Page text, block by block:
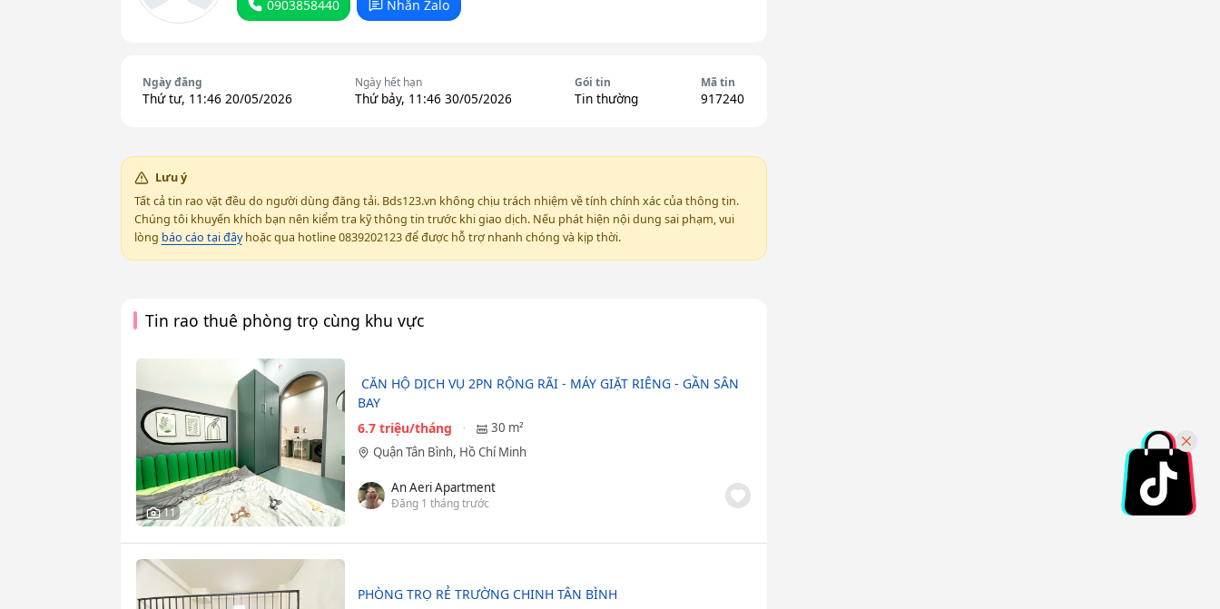
0903858440 Nhắn Zalo
Ngày đăng
Thứ tư, 11:46 20/05/2026
Ngày hết hạn
Thứ bảy, 11:46 30/05/2026
Gói tin
Tin thường
Mã tin
917240
Lưu ý
Tất cả tin rao vặt đều do người dùng đăng tải. Bds123.vn không chịu trách nhiệm về tính chính xác của thông tin.
Chúng tôi khuyến khích bạn nên kiểm tra kỹ thông tin trước khi giao dịch. Nếu phát hiện nội dung sai phạm, vui
lòng báo cáo tại đâyhoặc qua hotline 0839202123 để được hỗ trợ nhanh chóng và kịp thời.
Tin rao thuê phòng trọ cùng khu vực
11
️ CĂN HỘ DỊCH VỤ 2PN RỘNG RÃI - MÁY GIẶT RIÊNG - GẦN SÂN
BAY
6.7 triệu/tháng
30 m²
Quận Tân Bình, Hồ Chí Minh
An Aeri Apartment
Đăng 1 tháng trước
PHÒNG TRỌ RẺ TRƯỜNG CHINH TÂN BÌNH